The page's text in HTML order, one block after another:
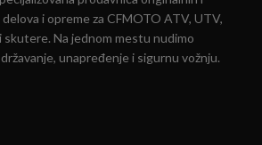
i opreme za CFMOTO ATV, UTV,
skutere. Na jednom mestu nudimo
unapređenje i sigurnu vožnju.